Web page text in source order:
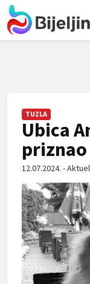
TUZLA
Ubica
12.07.2024. -